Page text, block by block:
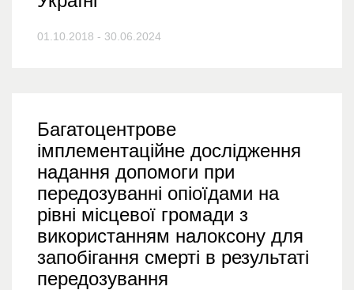
01.10.2018 - 30.06.2024
Багатоцентрове
імплементаційне дослідження
надання допомоги при
передозуванні опіоїдами на
рівні місцевої громади з
використанням налоксону для
запобігання смерті в результаті
передозування